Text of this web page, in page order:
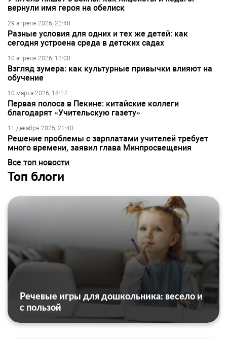
вернули имя героя на обелиск
29 апреля 2026, 22:48
Разные условия для одних и тех же детей: как
сегодня устроена среда в детских садах
10 апреля 2026, 12:00
Взгляд зумера: как культурные привычки влияют на
обучение
10 марта 2026, 18:17
Первая полоса в Пекине: китайские коллеги
благодарят «Учительскую газету»
11 декабря 2025, 21:40
Решение проблемы с зарплатами учителей требует
много времени, заявил глава Минпросвещения
Все топ новости
Топ блоги
Речевые игры для дошкольника: весело и
с пользой